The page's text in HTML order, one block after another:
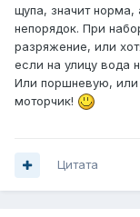
щупа, значит норма,
непорядок. При
разряжение, или
если на улицу вода
Или поршневую,
моторчик!
Цитата